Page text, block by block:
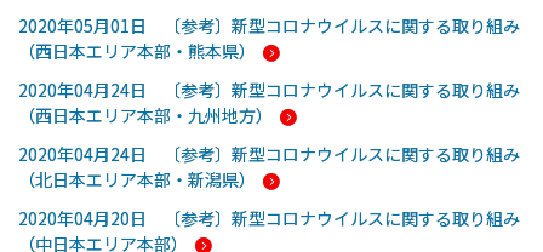
2020年05月01日 〔参考〕新型コロナウイルスに関する取り組み
（西日本エリア本部・熊本県）
2020年04月24日 〔参考〕新型コロナウイルスに関する取り組み
（西日本エリア本部・九州地方）
2020年04月24日 〔参考〕新型コロナウイルスに関する取り組み
（北日本エリア本部・新潟県）
2020年04月20日 〔参考〕新型コロナウイルスに関する取り組み
（中日本エリア本部）